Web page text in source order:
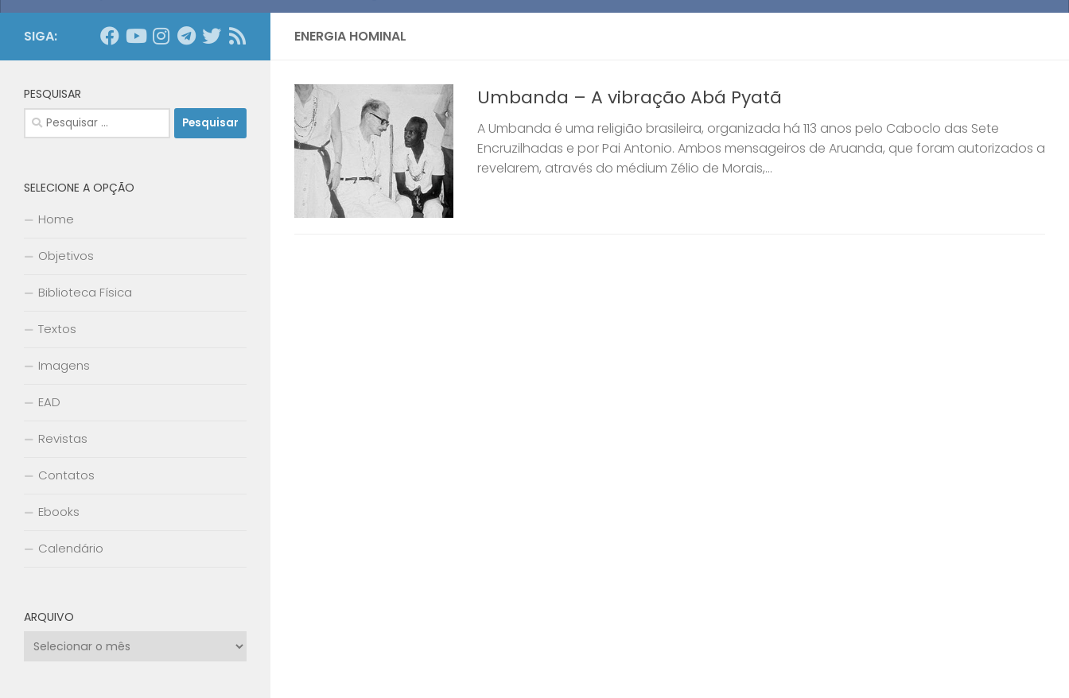
ENERGIA HOMINAL
Umbanda – A vibração Abá Pyatã
A Umbanda é uma religião brasileira, organizada há 113 anos pelo Caboclo das Sete
Encruzilhadas e por Pai Antonio. Ambos mensageiros de Aruanda, que foram autorizados a
revelarem, através do médium Zélio de Morais,...
SIGA:
PESQUISAR
Pesquisar
por:
SELECIONE A OPÇÃO
Home
Objetivos
Biblioteca Física
Textos
Imagens
EAD
Revistas
Contatos
Ebooks
Calendário
ARQUIVO
Arquivo